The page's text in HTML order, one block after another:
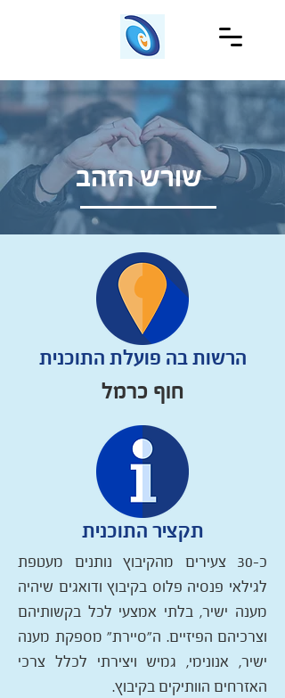
שורש הזהב
הרשות בה פועלת התוכנית
חוף כרמל
תקציר התוכנית
כ-30 צעירים מהקיבוץ נותנים מעטפת
לגילאי פנסיה פלוס בקיבוץ ודואגים שיהיה
מענה ישיר, בלתי אמצעי לכל בקשותיהם
וצרכיהם הפיזיים. ה"סיירת" מספקת מענה
ישיר, אנונימי, גמיש ויצירתי לכלל צרכי
האזרחים הוותיקים בקיבוץ.